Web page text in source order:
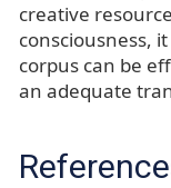
creative
consciousness,
corpus can be
an adequate